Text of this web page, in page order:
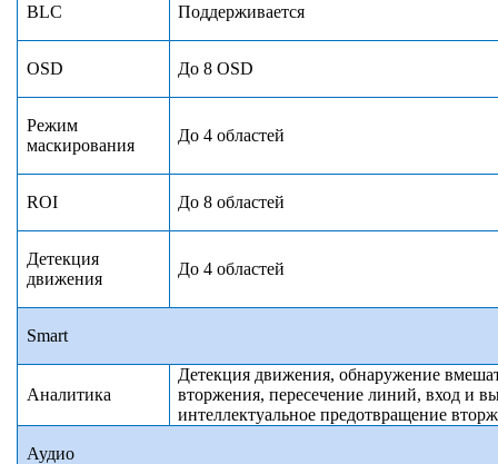
BLC Поддерживается
OSD До 8 OSD
Режим
маскирования
До 4 областей
ROI До 8 областей
Детекция
движения
До 4 областей
Smart
Аналитика
Детекция движения, обнаружение
вторжения, пересечение линий, вход и
интеллектуальное предотвращение
Аудио